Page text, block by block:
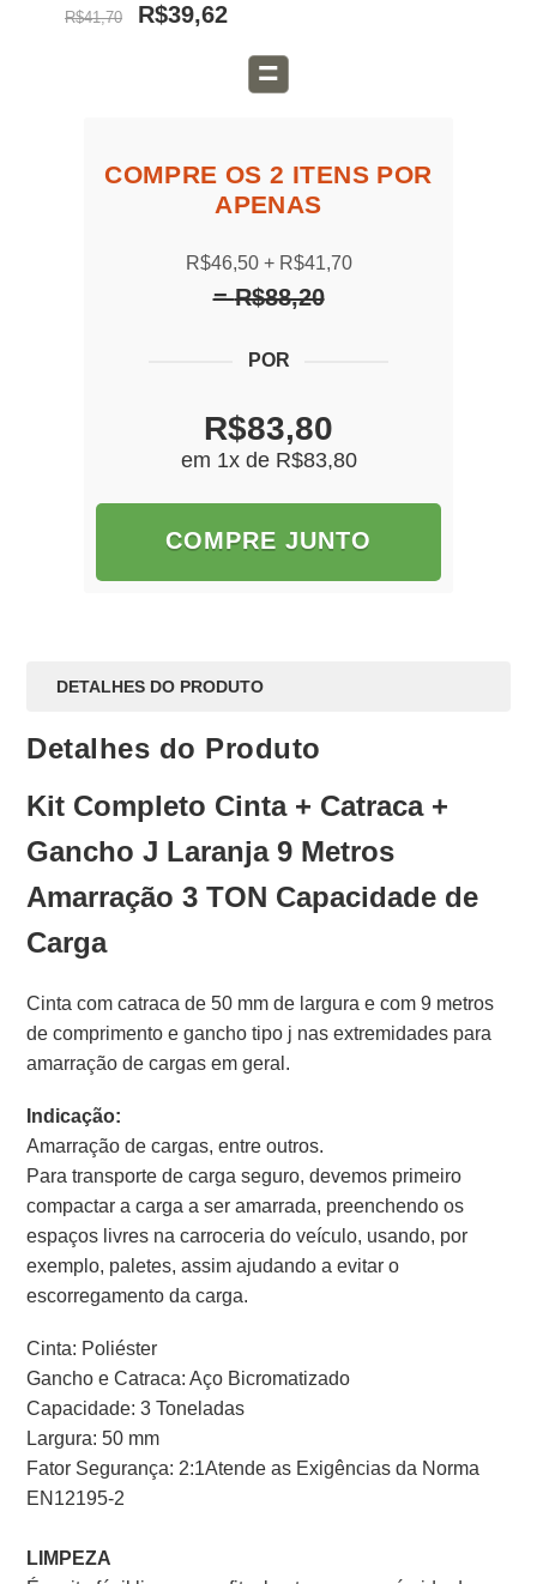
R$41,70 R$39,62
=
COMPRE OS 2 ITENS POR
APENAS
R$46,50 R$41,70
R$88,20
R$83,80
em 1x de R$83,80
COMPRE JUNTO
DETALHES DO PRODUTO
Detalhes do Produto
Kit Completo Cinta + Catraca +
Gancho J Laranja 9 Metros
Amarração 3 TON Capacidade de
Carga
Cinta com catraca de 50 mm de largura e com 9 metros
de comprimento e gancho tipo j nas extremidades para
amarração de cargas em geral.
Indicação:
Amarração de cargas, entre outros.
Para transporte de carga seguro, devemos primeiro
compactar a carga a ser amarrada, preenchendo os
espaços livres na carroceria do veículo, usando, por
exemplo, paletes, assim ajudando a evitar o
escorregamento da carga.
Cinta: Poliéster
Gancho e Catraca: Aço Bicromatizado
Capacidade: 3 Toneladas
Largura: 50 mm
Fator Segurança: 2:1Atende as Exigências da Norma
EN12195-2
LIMPEZA